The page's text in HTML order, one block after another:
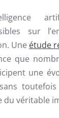
sur
Une étude
que
une
du véritable